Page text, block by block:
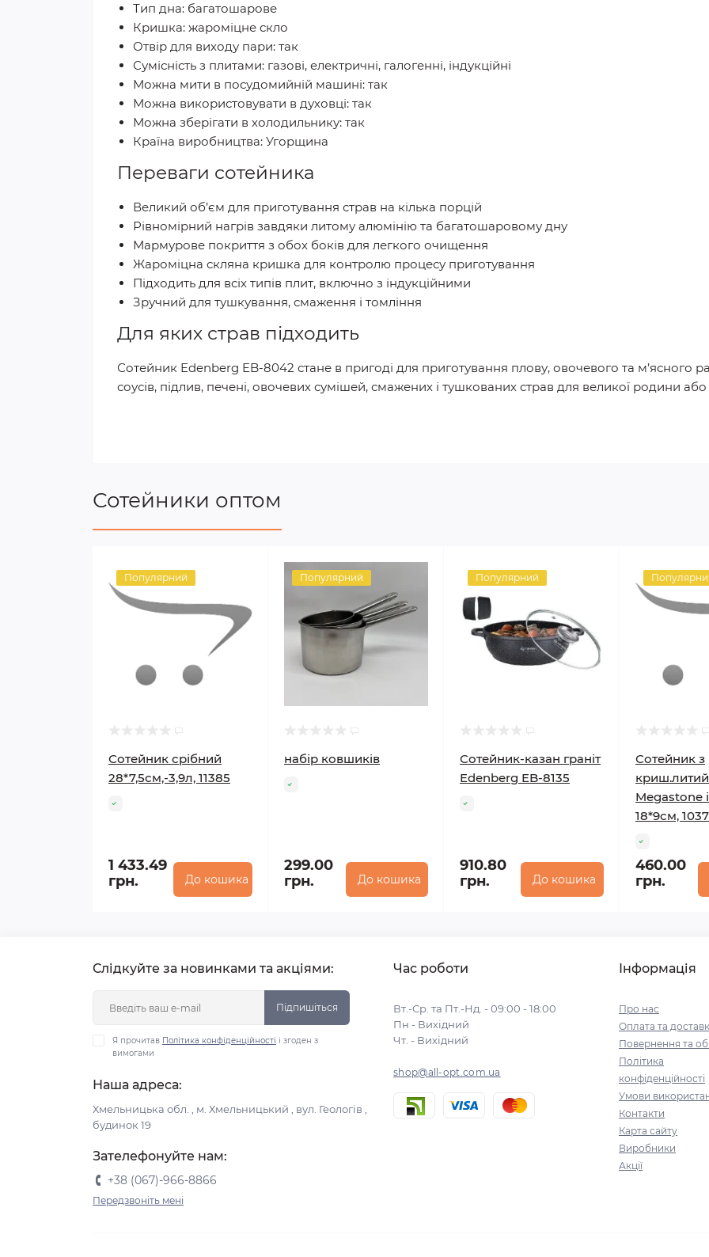
Тип дна: багатошарове
Кришка: жароміцне скло
Отвір для виходу пари: так
Сумісність з плитами: газові, електричні, галогенні, індукційні
Можна мити в посудомийній машині: так
Можна використовувати в духовці: так
Можна зберігати в холодильнику: так
Країна виробництва: Угорщина
Переваги сотейника
Великий об’єм для приготування страв на кілька порцій
Рівномірний нагрів завдяки литому алюмінію та багатошаровому дну
Мармурове покриття з обох боків для легкого очищення
Жароміцна скляна кришка для контролю процесу приготування
Підходить для всіх типів плит, включно з індукційними
Зручний для тушкування, смаження і томління
Для яких страв підходить
Сотейник Edenberg EB-8042 стане в пригоді для приготування плову, овочевого та м’ясного
соусів, підлив, печені, овочевих сумішей, смажених і тушкованих страв для великої родини або
Сотейники оптом
Популярний
Сотейник срібний
28*7,5см,-3,9л, 11385
1 433.49
грн.
До кошика
Популярний
набір ковшиків
299.00
грн.
До кошика
Популярний
Сотейник-казан граніт
Edenberg EB-8135
910.80
грн.
До кошика
Сотейник з
Megastone
18*9см,
460.00
грн.
Слідкуйте за новинками та акціями:
Підпишіться
Я прочитав Політика конфіденційності і згоден з
вимогами
Наша адреса:
Хмельницька обл. , м. Хмельницький , вул. Геологів ,
будинок 19
Зателефонуйте нам:
+38 (067)-966-8866
Передзвоніть мені
Час роботи
Вт.-Ср. та Пт.-Нд. - 09:00 - 18:00
Пн - Вихідний
Чт. - Вихідний
shop@all-opt.com.ua
Інформація
Про нас
Оплата та
Повернення та
Політика
конфіденційності
Умови
Контакти
Карта сайту
Виробники
Акції